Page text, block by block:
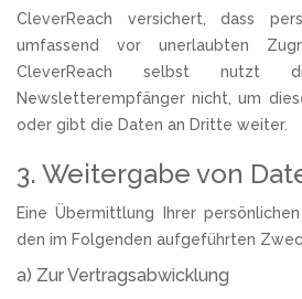
CleverReach versichert, dass
umfassend vor unerlaubten
CleverReach selbst nutzt
Newsletterempfänger nicht, um
oder gibt die Daten an Dritte weiter.
3. Weitergabe von
Eine Übermittlung Ihrer
den im Folgenden aufgeführten
a) Zur Vertragsabwicklung